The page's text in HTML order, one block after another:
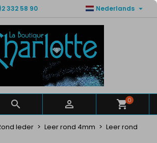
332 58 90 Nederlands 
  0
leder Leer rond 4mm
Leer rond
×
verlanglijst ×
Annuleren Maak een verlanglijst
×
zijn om producten in uw verlanglijst
Annuleren Inloggen